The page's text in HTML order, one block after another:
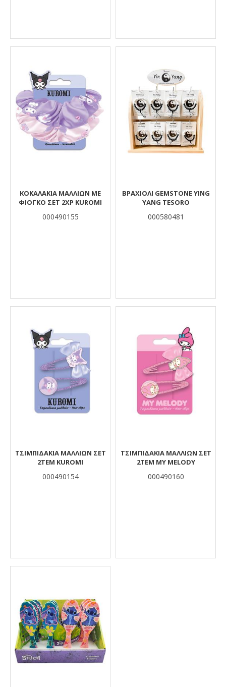
ΚΟΚΑΛΑΚΙΑ ΜΑΛΛΙΩΝ ΜΕ
ΦΙΟΓΚΟ ΣΕΤ 2ΧΡ KUROMI
000490155
ΒΡΑΧΙΟΛΙ GEMSTONE YING
YANG TESORO
000580481
ΤΣΙΜΠΙΔΑΚΙΑ ΜΑΛΛΙΩΝ ΣΕΤ
2ΤΕΜ KUROMI
000490154
ΤΣΙΜΠΙΔΑΚΙΑ ΜΑΛΛΙΩΝ ΣΕΤ
2ΤΕΜ MY MELODY
000490160